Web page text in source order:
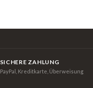
SICHERE ZAHLUNG
PayPal, Kreditkarte, Überweisung